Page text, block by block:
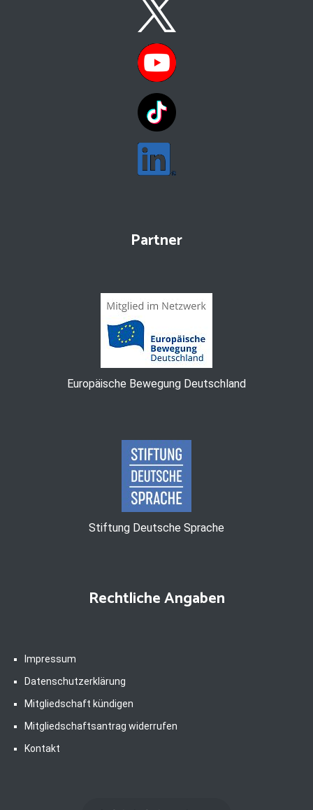
Partner
Europäische Bewegung Deutschland
Stiftung Deutsche Sprache
Rechtliche Angaben
Impressum
Datenschutzerklärung
Mitgliedschaft kündigen
Mitgliedschaftsantrag widerrufen
Kontakt